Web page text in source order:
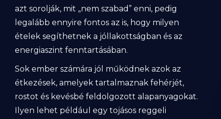
azt sorolják, mit „nem szabad” enni, pedig
legalább ennyire fontos az is, hogy milyen
ételek segíthetnek a jóllakottságban és az
energiaszint fenntartásában.
Sok ember számára jól működnek azok az
étkezések, amelyek tartalmaznak fehérjét,
rostot és kevésbé feldolgozott alapanyagokat.
Ilyen lehet például egy tojásos reggeli